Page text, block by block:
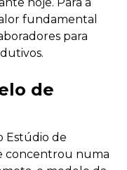
fundamental
para
de
Estúdio de
concentrou numa